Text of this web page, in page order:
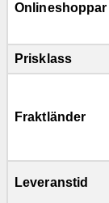
Onlineshoppar
Prisklass
Fraktländer
Leveranstid